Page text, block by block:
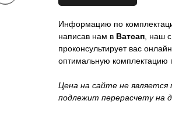
Информацию по
написав нам в Ватсап, наш
проконсультирует вас
оптимальную комплектацию
Цена на сайте не
подлежит перерасчету на